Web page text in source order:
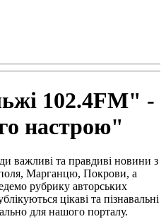
102.4FM" -
настрою"
важливі та правдиві новини з
Марганцю, Покрови, а
рубрику авторських
цікаві та пізнавальні
для нашого порталу.